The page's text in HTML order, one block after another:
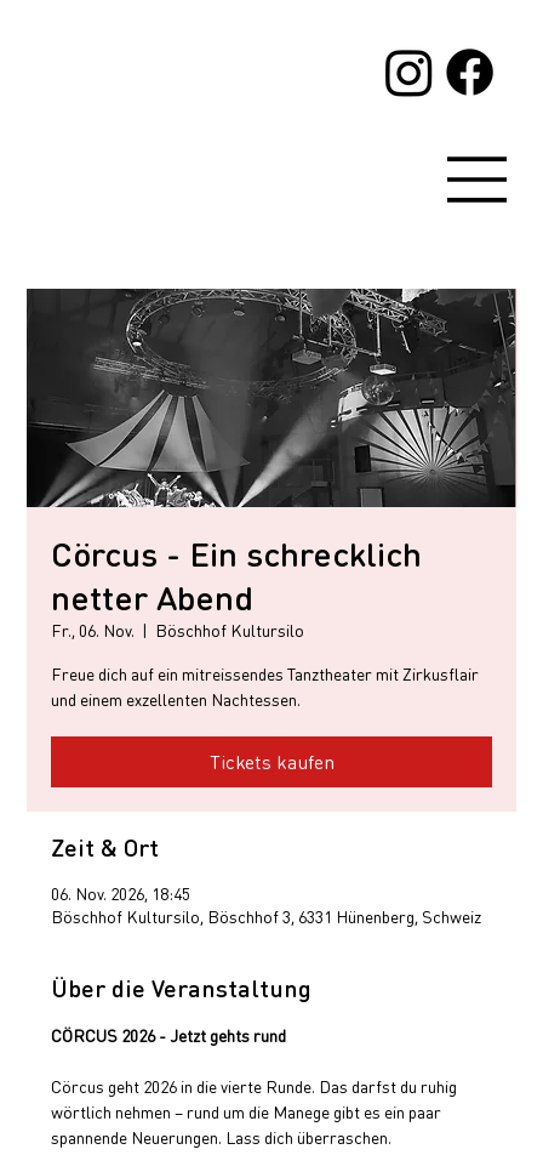
Cörcus - Ein schrecklich
netter Abend
Fr., 06. Nov.
  |
Böschhof Kultursilo
Freue dich auf ein mitreissendes Tanztheater mit Zirkusflair
und einem exzellenten Nachtessen.
Tickets kaufen
Zeit & Ort
06. Nov. 2026, 18:45
Böschhof Kultursilo, Böschhof 3, 6331 Hünenberg, Schweiz
Über die Veranstaltung
CÖRCUS 2026 - Jetzt gehts rund
Cörcus geht 2026 in die vierte Runde. Das darfst du ruhig
wörtlich nehmen – rund um die Manege gibt es ein paar
spannende Neuerungen. Lass dich überraschen.